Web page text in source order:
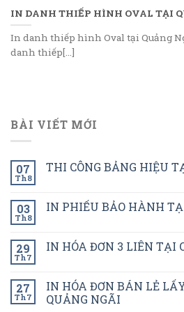
IN DANH THIẾP HÌNH OVAL TẠI
In danh thiếp hình Oval tại Quảng
danh thiếp[...]
BÀI VIẾT MỚI
07
Th8
THI CÔNG BẢNG HIỆU
03
Th8
IN PHIẾU BẢO HÀNH
29
Th7
IN HÓA ĐƠN 3 LIÊN TẠI
27
Th7
IN HÓA ĐƠN BÁN LẺ
QUẢNG NGÃI